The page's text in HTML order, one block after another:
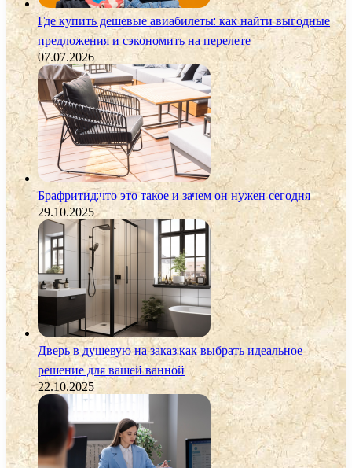
Где купить дешевые авиабилеты: как найти выгодные
предложения и сэкономить на перелете
07.07.2026
Брафритид:что это такое и зачем он нужен сегодня
29.10.2025
Дверь в душевую на заказ:как выбрать идеальное
решение для вашей ванной
22.10.2025